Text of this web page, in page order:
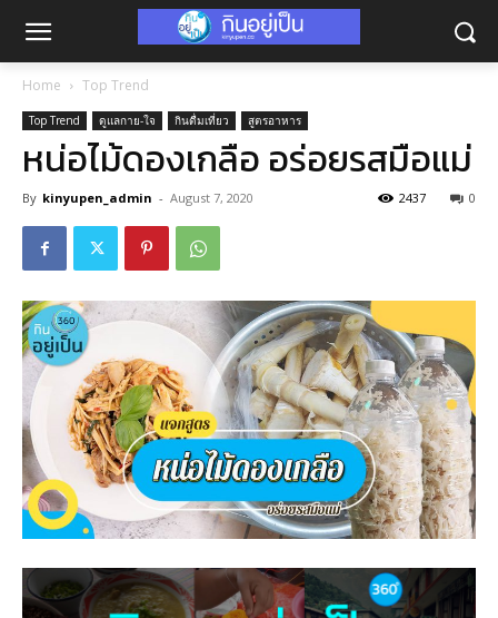
Home Top Trend
Top Trend ดูแลกาย-ใจ กินดื่มเที่ยว สูตรอาหาร
หน่อไม้ดองเกลือ อร่อยรสมือแม่
By kinyupen_admin - August 7, 2020 0
2437